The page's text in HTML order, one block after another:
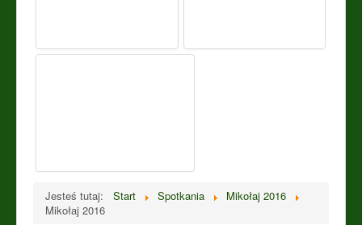
Jesteś tutaj: Start Spotkania
Mikołaj 2016
Mikołaj 2016